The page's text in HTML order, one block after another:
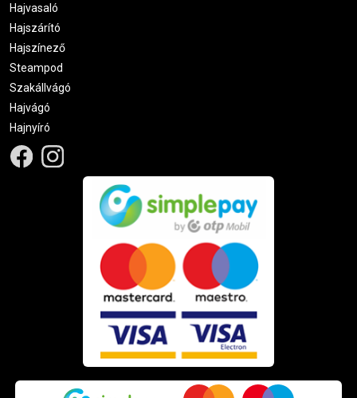
Hajvasaló
Hajszárító
Hajszínező
Steampod
Szakállvágó
Hajvágó
Hajnyíró